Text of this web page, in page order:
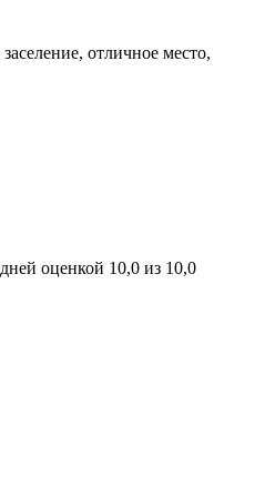
отличное место,
оценкой 10,0 из 10,0